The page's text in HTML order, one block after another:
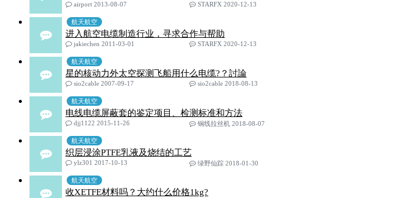
airport 2013-08-07
STARFX 2020-12-13
航天航空
进入航空电缆制造行业，寻求合作与帮助
jakiechen 2011-03-01
STARFX 2020-12-13
航天航空
星的核动力外太空探测飞船用什么电缆?？討論
sio2cable 2007-09-17
sio2cable 2018-08-13
航天航空
电线电缆屏蔽套的鉴定项目、检测标准和方法
djj1122 2015-11-26
铜线拉丝机 2018-08-07
航天航空
织层浸涂PTFE乳液及烧结的工艺
ylz301 2017-10-13
绿野仙踪 2018-01-30
航天航空
收XETFE材料吗？大约什么价格1kg?